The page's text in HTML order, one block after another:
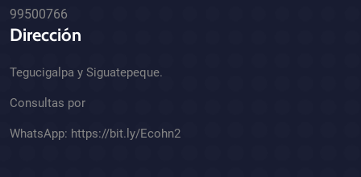
99500766
Dirección
Tegucigalpa y Siguatepeque.
Consultas por
WhatsApp: https://bit.ly/Ecohn2